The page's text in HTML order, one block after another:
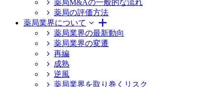
薬局M&Aの一般的な流れ
薬局の評価方法
薬局業界について
薬局業界の最新動向
薬局業界の変遷
再編
成熟
逆風
薬局業界を取り巻くリスク